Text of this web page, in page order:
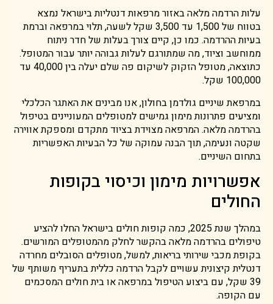
עלות הרדמה מלאה באזור מרפאות דנטליות בישראל נמצא
בטווח של 1,500 עד 3,500 שקל לשעה, תלוי במרפאה וברמת
בעיות ההרדמה. כמו כן, קיים צורך בעלות של חדר ניתוח
ממוחשב וציוד, מה שמתורגם לעלות גבוהה יותר עבור המטופל.
כתוצאה, מטופל הזקוק לשיקום פה שלם יעלה בין 40,000 עד
100,000 שקל.
במרפאת שיניים גולדמן בחולון, אנו מבינים את האתגר הכלכלי
ומציעים פתרונות מימון גמישים למטופלים המעוניינים בטיפול
בהרדמה מלאה. המרפאה מצוידת בציוד מתקדם ומספקת אווירה
שקטה ונעימה, תוך הבנה עמוקה של כל הבעיות האפשריות
בתחום השיניים.
אפשרויות מימון וכיסוי בקופות
החולים
במהלך שנת 2025, כמה קופות חולים בישראל החלו להציע
טיפולים בהרדמה מלאה בהקשר לחלק מהמטופלים המורשים.
בקופת מכבי שירותי בריאות, למשל, מטופלים הסובלים מחרדה
דנטלית קיצונית עשויים לקבל הרדמה כללית בתעריף משותף של
39 שקל, עם ביצוע הטיפול במרפאה או בית חולים המסכמים
עם הקופה.